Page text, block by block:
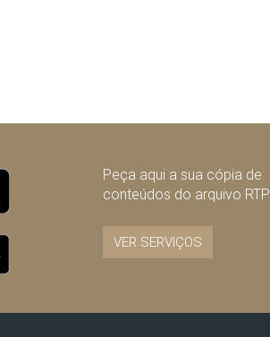
Peça aqui a sua cópia de
conteúdos do arquivo RTP
VER SERVIÇOS